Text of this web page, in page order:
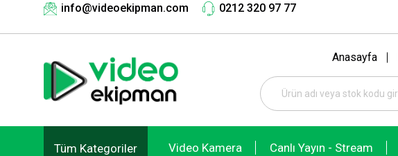
info@videoekipman.com 0212 320 97 77
Anasayfa
Tüm Kategoriler Video Kamera Canlı Yayın - Stream